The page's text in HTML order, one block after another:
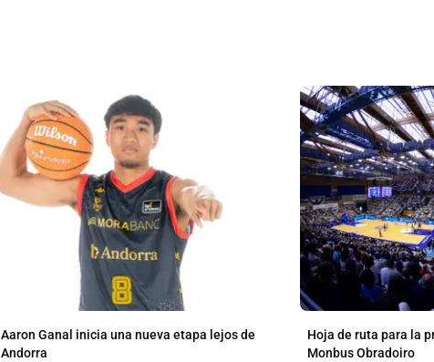
Aaron Ganal inicia una nueva etapa lejos de
Andorra
Hoja de ruta para la
Monbus Obradoiro